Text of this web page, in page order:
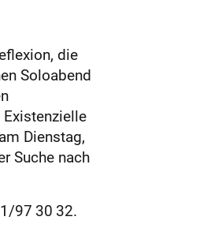
die
Soloabend
Dienstag,
Suche nach
97 30 32.